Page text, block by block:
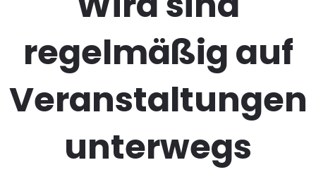
regelmäßig auf
Veranstaltungen
unterwegs